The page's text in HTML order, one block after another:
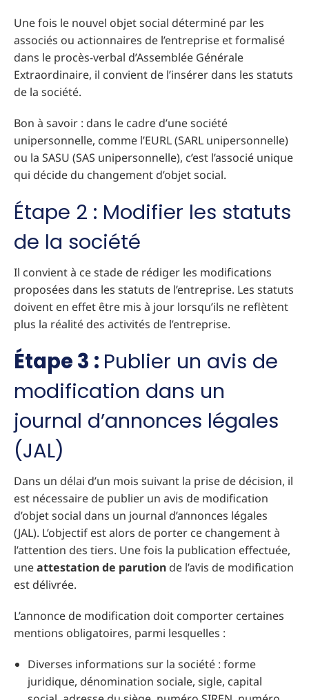
Une fois le nouvel objet social déterminé par les
associés ou actionnaires de l’entreprise et formalisé
dans le procès-verbal d’Assemblée Générale
Extraordinaire, il convient de l’insérer dans les statuts
de la société.
Bon à savoir : dans le cadre d’une société
unipersonnelle, comme l’EURL (SARL unipersonnelle)
ou la SASU (SAS unipersonnelle), c’est l’associé unique
qui décide du changement d’objet social.
Étape 2 : Modifier les statuts
de la société
Il convient à ce stade de rédiger les modifications
proposées dans les statuts de l’entreprise. Les statuts
doivent en effet être mis à jour lorsqu’ils ne reflètent
plus la réalité des activités de l’entreprise.
Étape 3 : Publier un avis de
modification dans un
journal d’annonces légales
(JAL)
Dans un délai d’un mois suivant la prise de décision, il
est nécessaire de publier un avis de modification
d’objet social dans un journal d’annonces légales
(JAL). L’objectif est alors de porter ce changement à
l’attention des tiers. Une fois la publication effectuée,
uneattestation de parution de l’avis de modification
est délivrée.
L’annonce de modification doit comporter certaines
mentions obligatoires, parmi lesquelles :
Diverses informations sur la société : forme
juridique, dénomination sociale, sigle, capital